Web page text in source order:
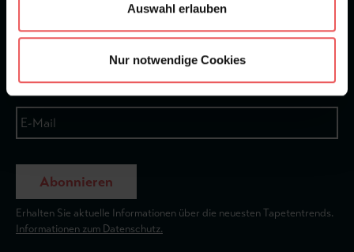
Auswahl erlauben
Nur notwendige Cookies
Newsletter
Abonnieren
Erhalten Sie aktuelle Informationen über die neuesten Tapetentrends.
Informationen zum Datenschutz.